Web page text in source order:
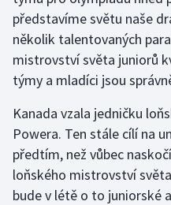
představíme světu naše
několik talentovaných
mistrovství světa juniorů
týmy a mladíci jsou
Kanada vzala jedničku
Powera. Ten stále cílí na
předtím, než vůbec
loňského mistrovství
bude v létě o to juniorské